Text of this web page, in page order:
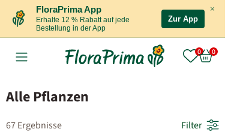
×
FloraPrima App
Erhalte 12 % Rabatt auf jede
Bestellung in der App
Zur App
Alle Pflanzen
67 Ergebnisse Filter